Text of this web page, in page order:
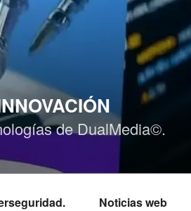
de DualMedia©.
Noticias web